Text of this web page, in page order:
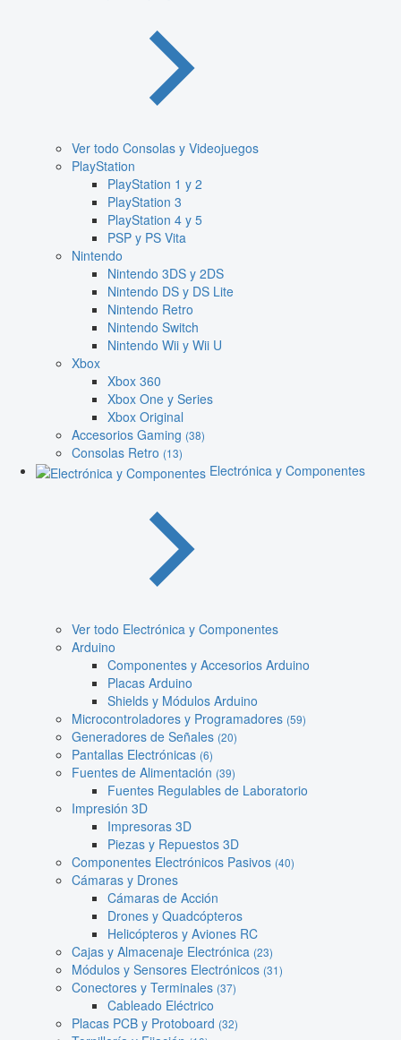
Ver todo Consolas y Videojuegos
PlayStation
PlayStation 1 y 2
PlayStation 3
PlayStation 4 y 5
PSP y PS Vita
Nintendo
Nintendo 3DS y 2DS
Nintendo DS y DS Lite
Nintendo Retro
Nintendo Switch
Nintendo Wii y Wii U
Xbox
Xbox 360
Xbox One y Series
Xbox Original
Accesorios Gaming (38)
Consolas Retro (13)
Electrónica y Componentes
Ver todo Electrónica y Componentes
Arduino
Componentes y Accesorios Arduino
Placas Arduino
Shields y Módulos Arduino
Microcontroladores y Programadores (59)
Generadores de Señales (20)
Pantallas Electrónicas (6)
Fuentes de Alimentación (39)
Fuentes Regulables de Laboratorio
Impresión 3D
Impresoras 3D
Piezas y Repuestos 3D
Componentes Electrónicos Pasivos (40)
Cámaras y Drones
Cámaras de Acción
Drones y Quadcópteros
Helicópteros y Aviones RC
Cajas y Almacenaje Electrónica (23)
Módulos y Sensores Electrónicos (31)
Conectores y Terminales (37)
Cableado Eléctrico
Placas PCB y Protoboard (32)